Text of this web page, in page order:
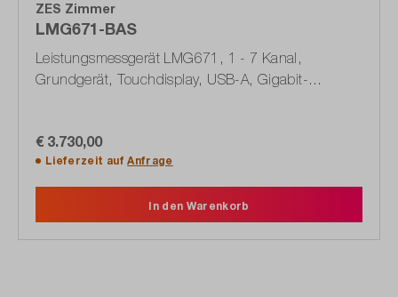
ZES Zimmer
LMG671-BAS
Leistungsmessgerät LMG671, 1 - 7 Kanal,
Grundgerät, Touchdisplay, USB-A, Gigabit-
€ 3.730,00
Lieferzeit aufAnfrage
In den Warenkorb